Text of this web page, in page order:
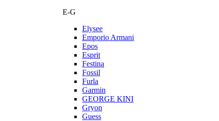
E-G
Elysee
Emporio Armani
Epos
Esprit
Festina
Fossil
Furla
Garmin
GEORGE KINI
Gryon
Guess